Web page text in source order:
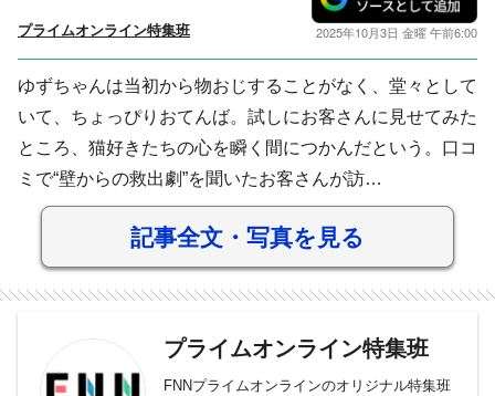
プライムオンライン特集班 2025年10月3日 金曜 午前6:00
ゆずちゃんは当初から物おじすることがなく、堂々として
いて、ちょっぴりおてんば。試しにお客さんに見せてみた
ところ、猫好きたちの心を瞬く間につかんだという。口コ
ミで“壁からの救出劇”を聞いたお客さんが訪…
記事全文・写真を見る
プライムオンライン特集班
FNNプライムオンラインのオリジナル特集班